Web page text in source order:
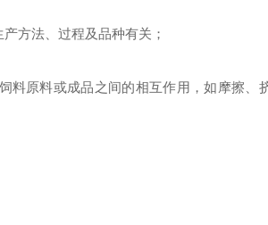
方法、过程及品种有关；
料原料或成品之间的相互作用，如摩擦、